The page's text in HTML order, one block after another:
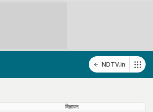
NDTV.in
विज्ञापन